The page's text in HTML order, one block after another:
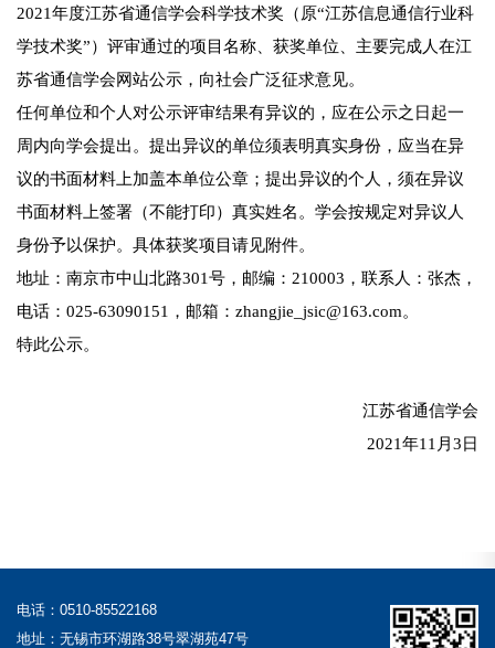
2021年度江苏省通信学会科学技术奖（原“江苏信息通信行业科
学技术奖”）评审通过的项目名称、获奖单位、主要完成人在江
苏省通信学会网站公示，向社会广泛征求意见。
任何单位和个人对公示评审结果有异议的，应在公示之日起一
周内向学会提出。提出异议的单位须表明真实身份，应当在异
议的书面材料上加盖本单位公章；提出异议的个人，须在异议
书面材料上签署（不能打印）真实姓名。学会按规定对异议人
身份予以保护。具体获奖项目请见附件。
地址：南京市中山北路301号，邮编：210003，联系人：张杰，
电话：025-63090151，邮箱：zhangjie_jsic@163.com。
特此公示。
江苏省通信学会
2021年11月3日
电话：0510-85522168
地址：无锡市环湖路38号翠湖苑47号